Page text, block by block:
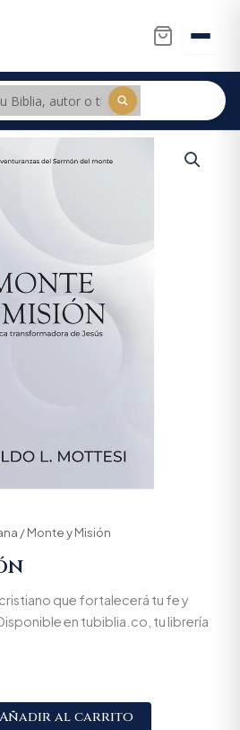
/ Monte y Misión
que fortalecerá tu fe y
en tubiblia.co, tu librería
Añadir al carrito